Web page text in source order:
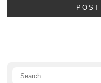
Search